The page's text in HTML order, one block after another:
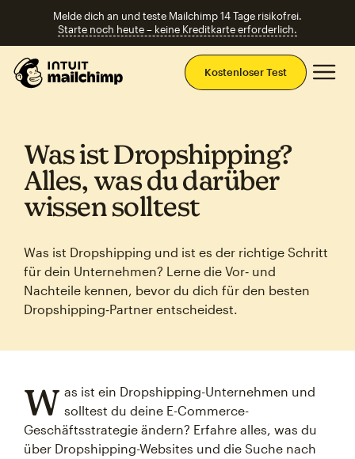
Melde dich an und teste Mailchimp 14 Tage risikofrei.
Starte noch heute – keine Kreditkarte erforderlich.
Kostenloser Test
Was ist Dropshipping?
Alles, was du darüber
wissen solltest
Was ist Dropshipping und ist es der richtige Schritt
für dein Unternehmen? Lerne die Vor‑ und
Nachteile kennen, bevor du dich für den besten
Dropshipping‑Partner entscheidest.
W as ist ein Dropshipping-Unternehmen und
solltest du deine E-Commerce-
Geschäftsstrategie ändern? Erfahre alles, was du
über Dropshipping-Websites und die Suche nach